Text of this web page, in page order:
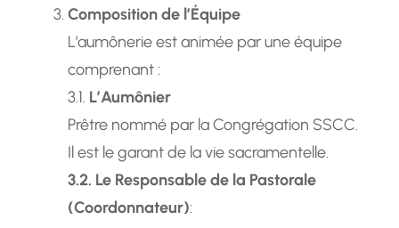
Composition de l’Équipe
L’aumônerie est animée par une équipe
comprenant :
3.1. L’Aumônier
Prêtre nommé par la Congrégation SSCC.
Il est le garant de la vie sacramentelle.
3.2. Le Responsable de la Pastorale
(Coordonnateur):